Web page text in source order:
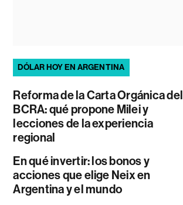
DÓLAR HOY EN ARGENTINA
Reforma de la Carta Orgánica del
BCRA: qué propone Milei y
lecciones de la experiencia
regional
En qué invertir: los bonos y
acciones que elige Neix en
Argentina y el mundo